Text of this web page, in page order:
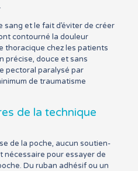
et le fait d’éviter de créer
contourné la douleur
thoracique chez les patients
précise, douce et sans
pectoral paralysé par
de traumatisme
de la technique
de la poche, aucun soutien-
nécessaire pour essayer de
Du ruban adhésif ou un